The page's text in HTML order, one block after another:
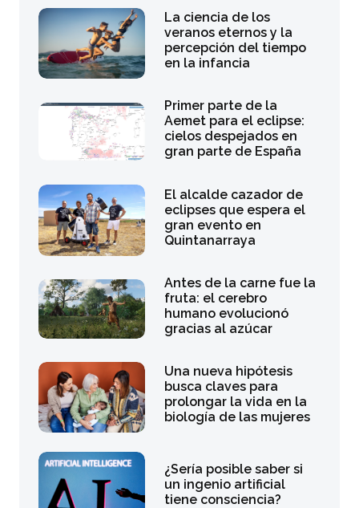
La ciencia de los
veranos eternos y la
percepción del tiempo
en la infancia
Primer parte de la
Aemet para el eclipse:
cielos despejados en
gran parte de España
El alcalde cazador de
eclipses que espera el
gran evento en
Quintanarraya
Antes de la carne fue la
fruta: el cerebro
humano evolucionó
gracias al azúcar
Una nueva hipótesis
busca claves para
prolongar la vida en la
biología de las mujeres
¿Sería posible saber si
un ingenio artificial
tiene consciencia?